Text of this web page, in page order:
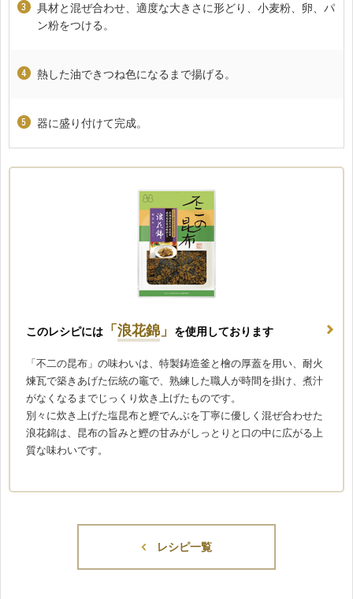
具材と混ぜ合わせ、適度な大きさに形どり、小麦粉、卵、パ
ン粉をつける。
熱した油できつね色になるまで揚げる。
器に盛り付けて完成。
このレシピには 「 浪花錦 」 を使用しております
「不二の昆布」の味わいは、特製鋳造釜と檜の厚蓋を用い、耐火
煉瓦で築きあげた伝統の竈で、熟練した職人が時間を掛け、煮汁
がなくなるまでじっくり炊き上げたものです。
別々に炊き上げた塩昆布と鰹でんぶを丁寧に優しく混ぜ合わせた
浪花錦は、昆布の旨みと鰹の甘みがしっとりと口の中に広がる上
質な味わいです。
レシピ一覧